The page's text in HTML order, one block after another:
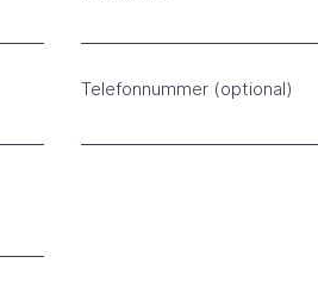
Telefonnummer (optional)